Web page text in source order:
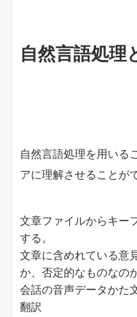
自然言語処理
自然言語処理を用いる
アに理解させることが
文章ファイルからキー
する。
文章に含めれている意
か、否定的なものなの
会話の音声データかた
翻訳